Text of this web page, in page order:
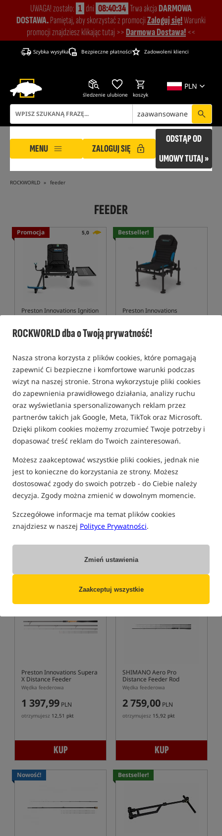
ROCKWORLD dba o Twoją prywatność!
Nasza strona korzysta z plików cookies, które pomagają
zapewnić Ci bezpieczne i komfortowe warunki podczas
wizyt na naszej stronie. Strona wykorzystuje pliki cookies
do zapewnienia prawidłowego działania, analizy ruchu
oraz wyświetlania spersonalizowanych reklam przez
partnerów takich jak Google, Meta, TikTok oraz Microsoft.
Dzięki plikom cookies możemy zrozumieć Twoje potrzeby i
dopasować treść reklam do Twoich zainteresowań.
Możesz zaakceptować wszystkie pliki cookies, jednak nie
jest to konieczne do korzystania ze strony. Możesz
dostosować zgody do swoich potrzeb - do Ciebie należy
decyzja. Zgody można zmienić w dowolnym momencie.
Szczegółowe informacje ma temat plików cookies
znajdziesz w naszej Polityce Prywatności.
Zmień ustawienia
Zaakceptuj wszystkie
UWAGA! zostało: 1 dni 08:40:33 Trwa akcjaDARMOWA
DOSTAWA.Pamiętaj, aby skorzystać z promocjiZaloguj się!Warunki
promocji znajdziesz klikając tutaj >>Darmowa Dostawa! <<
Szybka wysyłka Bezpieczne płatności Zadowoleni klienci
PLN
śledzenie ulubione koszyk
zaawansowane
MENU ZALOGUJ SIĘ
ODSTĄP OD
UMOWY TUTAJ »
ROCKWORLD feeder
FEEDER
Promocja 5,0
Preston Innovations Ignition
Feeder Chair Combo
689,99
899,99
Min. cena z 30 dni przed
obniżką: 689.99
KUP
Bestseller!
Preston Innovations
Absolute Feeder Chair
1 329,99
otrzymujesz11,85 pkt
KUP
Promocja 5,0
Preston Innovations DURA
Carp Feeder
203,99PLN
Min. cena z 30 dni przed
Promocja
Preston Innovations Supera
X Feeder Rod
824,99
Min. cena z 30 dni przed
Preston Innovations Supera
X Distance Feeder
Wędka feederowa
1 397,99 PLN
otrzymujesz 12,51 pkt
KUP
SHIMANO Aero Pro
Distance Feeder Rod
Wędka feederowa
2 759,00 PLN
otrzymujesz 15,92 pkt
KUP
Nowość! Bestseller!